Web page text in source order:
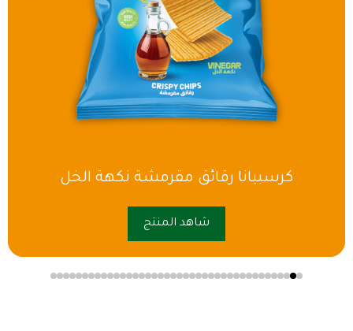
كرسبيانا رقائق مقرمشة نكهة الخل
شاهد المنتج